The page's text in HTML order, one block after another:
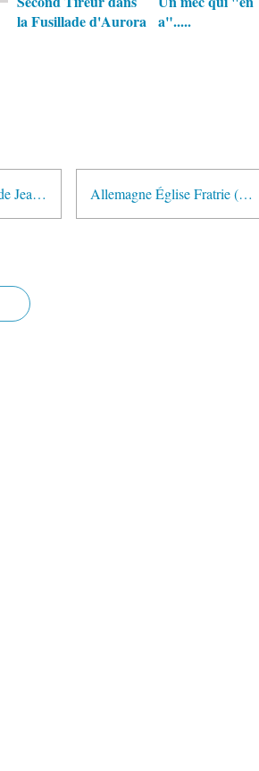
la Fusillade d'Aurora a".....
Intervention du RAID. Une petite phrase de Jean-Jacques Urvoas vite regrettée Allemagne Église Fratrie (Panagiotis Grigoriou)